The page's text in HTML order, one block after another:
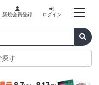
新規会員登録 ログイン
探す